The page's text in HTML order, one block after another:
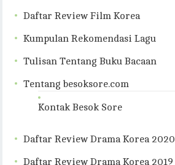
Daftar Review Film Korea
Kumpulan Rekomendasi Lagu
Tulisan Tentang Buku Bacaan
Tentang besoksore.com
Kontak Besok Sore
Daftar Review Drama Korea 2020
Daftar Review Drama Korea 2019